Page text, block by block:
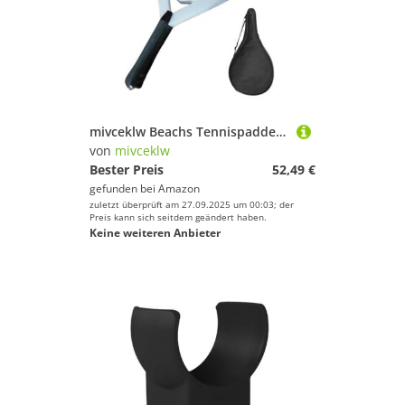
mivceklw Beachs Tennispaddel,Carbonfaser-Pop-Paddle-Tennisschläger | Professioneller -Paddelschläger, stoßfester Tennisschläger für fortgeschrittene Spieler
von mivceklw
Bester Preis
52,49 €
gefunden bei Amazon
zuletzt überprüft am 27.09.2025 um 00:03; der
Preis kann sich seitdem geändert haben.
Keine weiteren Anbieter